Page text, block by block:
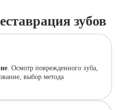
зубов
. Осмотр поврежденного зуба,
выбор метода